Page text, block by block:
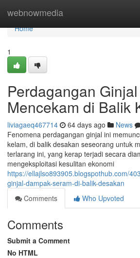
webnowmedia
Home
Home
1
Perdagangan
Mencekam di Balik
liviagaeq467714 64 days ago News
Fenomena perdagangan ginjal ini
kelam, di balik desakan seseorang untuk
terlarang ini, yang kerap terjadi secara
mengeksploitasi kesulitan ekonomi
https://ellajlso893905.blogspothub.com/
ginjal-dampak-seram-di-balik-desakan
Comments
Who Upvoted
Comments
Submit a Comment
No HTML